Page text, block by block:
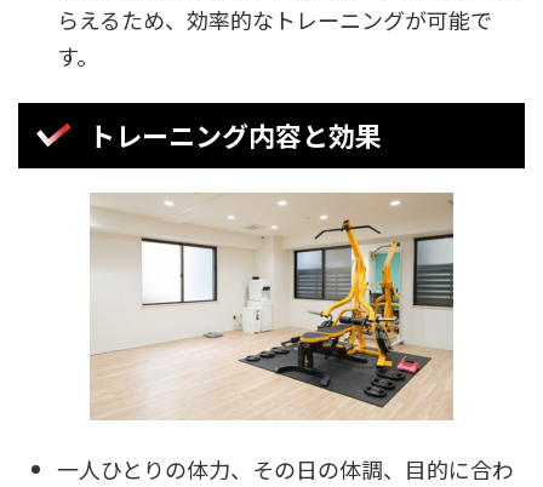
らえるため、効率的なトレーニングが可能で
す。
トレーニング内容と効果
一人ひとりの体力、その日の体調、目的に合わ